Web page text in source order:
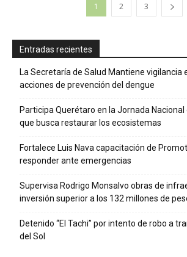
1 2 3
Entradas recientes
La Secretaría de Salud Mantiene vigilancia
acciones de prevención del dengue
Participa Querétaro en la Jornada
que busca restaurar los ecosistemas
Fortalece Luis Nava capacitación de
responder ante emergencias
Supervisa Rodrigo Monsalvo obras de
inversión superior a los 132 millones de
Detenido “El Tachi” por intento de robo a
del Sol